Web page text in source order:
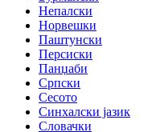
Непалски
Норвешки
Паштунски
Персиски
Панџаби
Српски
Сесото
Синхалски јазик
Словачки